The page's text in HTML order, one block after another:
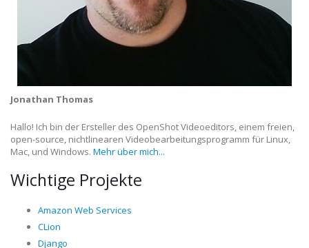
Jonathan Thomas
Hallo! Ich bin der Ersteller des OpenShot Videoeditors, einem freien,
open-source, nichtlinearen Videobearbeitungsprogramm für Linux,
Mac, und Windows. Mehr über mich...
Wichtige Projekte
Amazon Web Services
CLion
Django